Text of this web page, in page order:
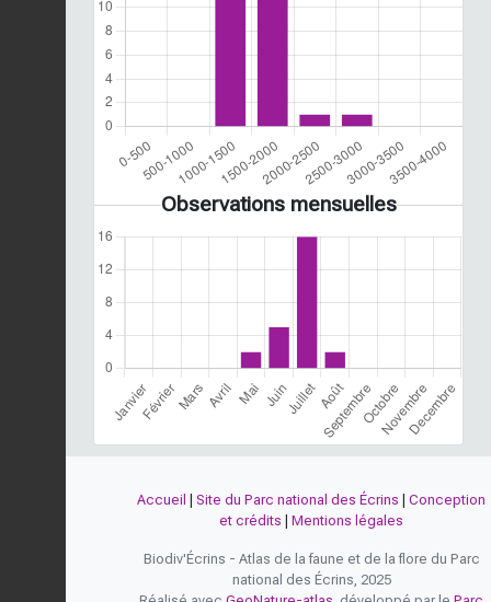
Observations mensuelles
Accueil Site du Parc national des Écrins
Conception
et crédits
Mentions légales
Biodiv'Écrins - Atlas de la faune et de la flore du Parc
national des Écrins, 2025